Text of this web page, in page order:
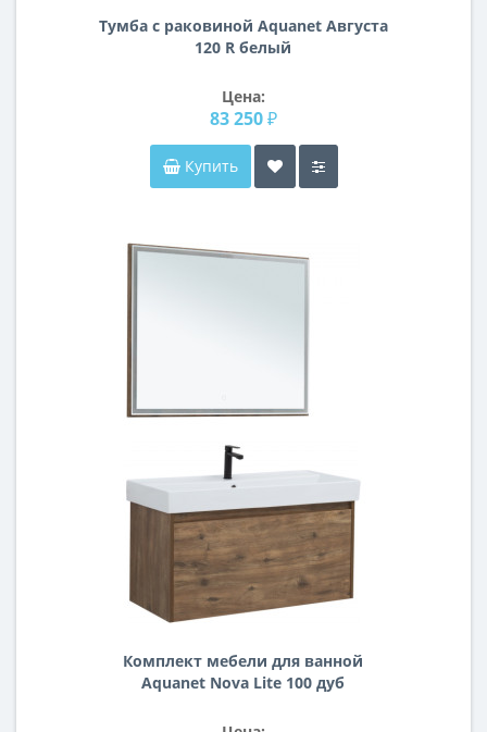
Тумба с раковиной Aquanet Августа
120 R белый
Цена:
83 250 ₽
Купить
Комплект мебели для ванной
Aquanet Nova Lite 100 дуб